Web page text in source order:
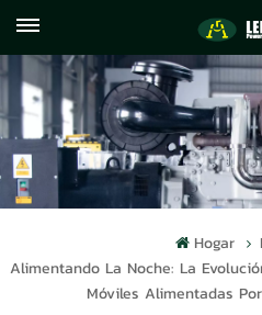
059122071372
Hogar
Alimentando La Noche: La
Móviles Alimentadas